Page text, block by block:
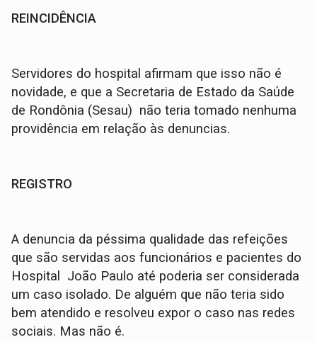
REINCIDÊNCIA
Servidores do hospital afirmam que isso não é
novidade, e que a Secretaria de Estado da Saúde
de Rondônia (Sesau) não teria tomado nenhuma
providência em relação às denuncias.
REGISTRO
A denuncia da péssima qualidade das refeições
que são servidas aos funcionários e pacientes do
Hospital João Paulo até poderia ser considerada
um caso isolado. De alguém que não teria sido
bem atendido e resolveu expor o caso nas redes
sociais. Mas não é.